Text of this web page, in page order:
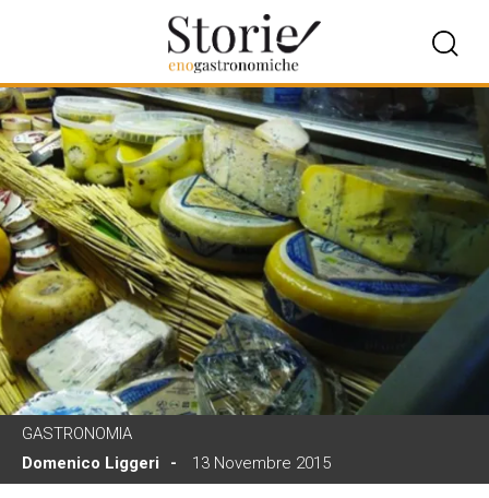
GASTRONOMIA
Domenico Liggeri
13 Novembre 2015